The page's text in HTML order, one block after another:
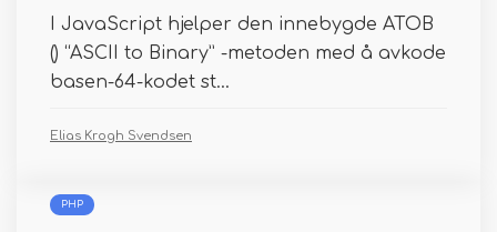
I JavaScript hjelper den innebygde ATOB
() “ASCII to Binary” -metoden med å avkode
basen-64-kodet st...
Elias Krogh Svendsen
PHP